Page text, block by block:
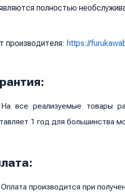
полностью
производителя: https://
На все реализуемые товары
1 год для большинства
Оплата производится при